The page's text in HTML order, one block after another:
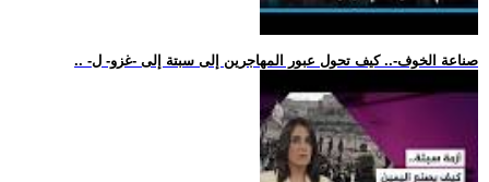
.. -صناعة الخوف-.. كيف تحول عبور المهاجرين إلى سبتة إلى -غزو- ل